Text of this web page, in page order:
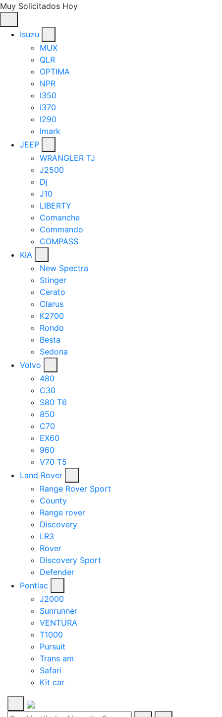
Muy Solicitados Hoy
Isuzu
MUX
QLR
OPTIMA
NPR
I350
I370
I290
Imark
JEEP
WRANGLER TJ
J2500
Dj
J10
LIBERTY
Comanche
Commando
COMPASS
KIA
New Spectra
Stinger
Cerato
Clarus
K2700
Rondo
Besta
Sedona
Volvo
480
C30
S80 T6
850
C70
EX60
960
V70 T5
Land Rover
Range Rover Sport
County
Range rover
Discovery
LR3
Rover
Discovery Sport
Defender
Pontiac
J2000
Sunrunner
VENTURA
T1000
Pursuit
Trans am
Safari
Kit car